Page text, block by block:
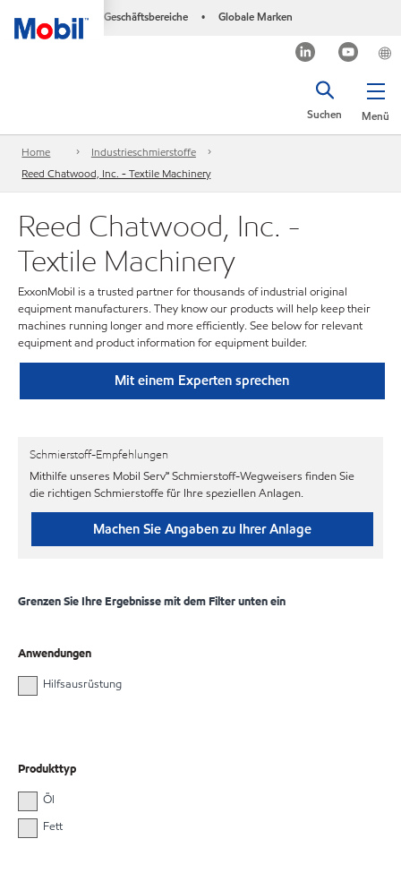
Geschäftsbereiche • Globale Marken
Menü
Suchen
Home
Industrieschmierstoffe
Reed Chatwood, Inc. - Textile Machinery
Reed Chatwood, Inc. -
Textile Machinery
ExxonMobil is a trusted partner for thousands of industrial original
equipment manufacturers. They know our products will help keep their
machines running longer and more efficiently. See below for relevant
equipment and product information for equipment builder.
Mit einem Experten sprechen
Schmierstoff-Empfehlungen
Mithilfe unseres Mobil Serv℠ Schmierstoff-Wegweisers finden Sie
die richtigen Schmierstoffe für Ihre speziellen Anlagen.
Machen Sie Angaben zu Ihrer Anlage
Grenzen Sie Ihre Ergebnisse mit dem Filter unten ein
Anwendungen
Hilfsausrüstung
Produkttyp
Öl
Fett